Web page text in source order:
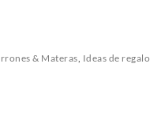
& Materas Ideas de regalo